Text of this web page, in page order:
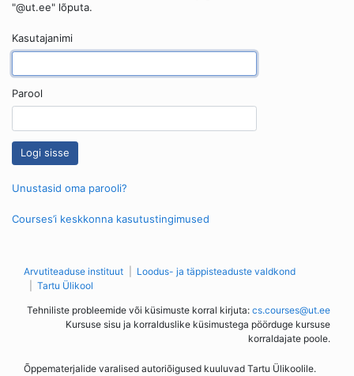
"@ut.ee" lõputa.
Kasutajanimi
Parool
Unustasid oma parooli?
Courses’i keskkonna kasutustingimused
Arvutiteaduse instituut
Loodus- ja täppisteaduste valdkond
Tartu Ülikool
Tehniliste probleemide või küsimuste korral kirjuta: cs.courses@ut.ee
Kursuse sisu ja korralduslike küsimustega pöörduge kursuse
korraldajate poole.
Õppematerjalide varalised autoriõigused kuuluvad Tartu Ülikoolile.